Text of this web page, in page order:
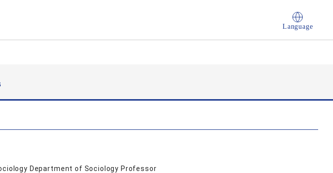
Language
Department of Sociology Professor